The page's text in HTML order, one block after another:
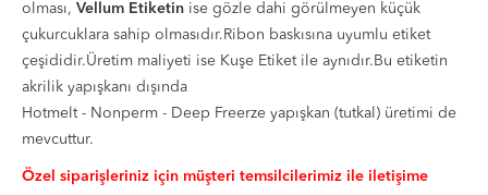
olması, Vellum Etiketin ise gözle dahi görülmeyen küçük
çukurcuklara sahip olmasıdır.Ribon baskısına uyumlu etiket
çeşididir.Üretim maliyeti ise Kuşe Etiket ile aynıdır.Bu etiketin
akrilik yapışkanı dışında
Hotmelt - Nonperm - Deep Freerze yapışkan (tutkal) üretimi de
mevcuttur.
Özel siparişleriniz için müşteri temsilcilerimiz ile iletişime